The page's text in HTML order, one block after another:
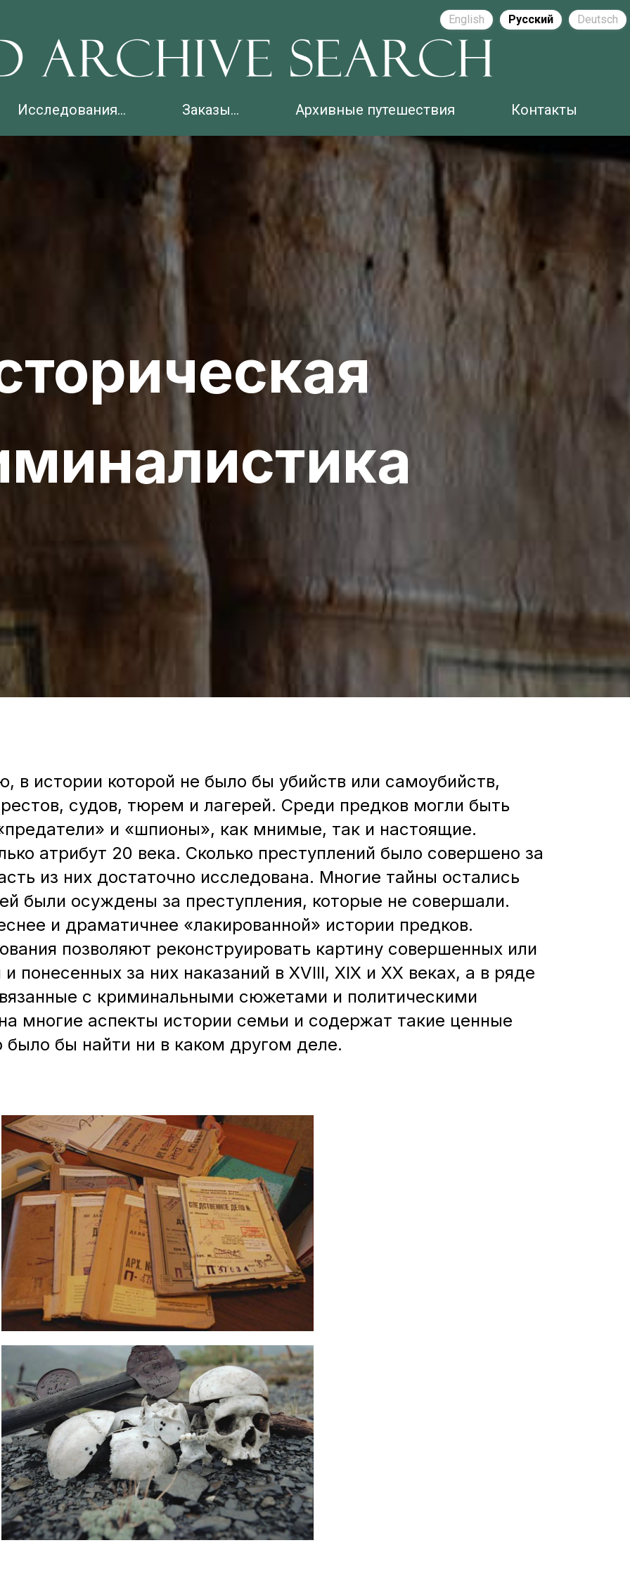
English Русский Deutsch
Исследования... Заказы... Архивные путешествия Контакты
в истории которой не было бы убийств или самоубийств,
судов, тюрем и лагерей. Среди предков могли быть
и «шпионы», как мнимые, так и настоящие.
атрибут 20 века. Сколько преступлений было совершено за
из них достаточно исследована. Многие тайны остались
были осуждены за преступления, которые не совершали.
и драматичнее «лакированной» истории предков.
позволяют реконструировать картину совершенных или
понесенных за них наказаний в XVIII, XIX и XX веках, а в ряде
с криминальными сюжетами и политическими
многие аспекты истории семьи и содержат такие ценные
бы найти ни в каком другом деле.